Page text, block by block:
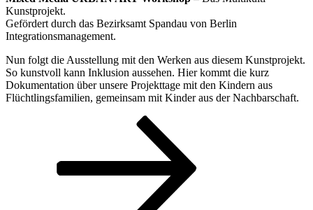
Kunstprojekt.
Gefördert durch das Bezirksamt Spandau von Berlin
Integrationsmanagement.
Nun folgt die Ausstellung mit den Werken aus diesem Kunstprojekt.
So kunstvoll kann Inklusion aussehen. Hier kommt die kurz
Dokumentation über unsere Projekttage mit den Kindern aus
Flüchtlingsfamilien, gemeinsam mit Kinder aus der Nachbarschaft.
Seitennummerierung
Beiträge